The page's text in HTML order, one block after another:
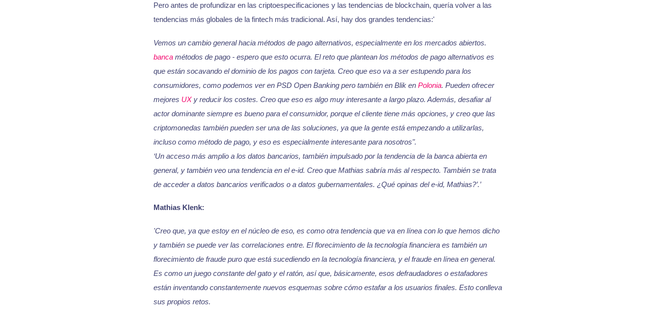
Pero antes de profundizar en las criptoespecificaciones y las tendencias de blockchain, quería volver a las
tendencias más globales de la fintech más tradicional. Así, hay dos grandes tendencias:'
Vemos un cambio general hacia métodos de pago alternativos, especialmente en los mercados abiertos.
bancamétodos de pago - espero que esto ocurra. El reto que plantean los métodos de pago alternativos es
que están socavando el dominio de los pagos con tarjeta. Creo que eso va a ser estupendo para los
consumidores, como podemos ver en PSD Open Banking pero también en Blik en Polonia. Pueden ofrecer
mejores UXy reducir los costes. Creo que eso es algo muy interesante a largo plazo. Además, desafiar al
actor dominante siempre es bueno para el consumidor, porque el cliente tiene más opciones, y creo que las
criptomonedas también pueden ser una de las soluciones, ya que la gente está empezando a utilizarlas,
incluso como método de pago, y eso es especialmente interesante para nosotros".
‘Un acceso más amplio a los datos bancarios, también impulsado por la tendencia de la banca abierta en
general, y también veo una tendencia en el e-id. Creo que Mathias sabría más al respecto. También se trata
de acceder a datos bancarios verificados o a datos gubernamentales. ¿Qué opinas del e-id, Mathias?’.’
Mathias Klenk:
'Creo que, ya que estoy en el núcleo de eso, es como otra tendencia que va en línea con lo que hemos dicho
y también se puede ver las correlaciones entre. El florecimiento de la tecnología financiera es también un
florecimiento de fraude puro que está sucediendo en la tecnología financiera, y el fraude en línea en general.
Es como un juego constante del gato y el ratón, así que, básicamente, esos defraudadores o estafadores
están inventando constantemente nuevos esquemas sobre cómo estafar a los usuarios finales. Esto conlleva
sus propios retos.